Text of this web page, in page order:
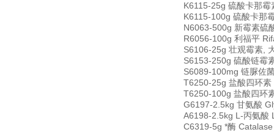
K6115-25g 硫酸卡那
K6115-100g 硫酸卡那
N6063-500g 新霉素硫
R6056-100g 利福平
S6106-25g 壮观霉素,
S6153-250g 硫酸链霉
S6089-100mg 链脲佐
T6250-25g 盐酸四环
T6250-100g 盐酸四环
G6197-2.5kg 甘氨酸
A6198-2.5kg L-丙氨酸
C6319-5g *酶